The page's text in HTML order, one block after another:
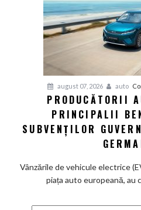
august 07, 2026 auto
PRODUCĂTORII
PRINCIPALII
SUBVENȚILOR
Vânzările de vehicule electrice
piața auto europeană, au